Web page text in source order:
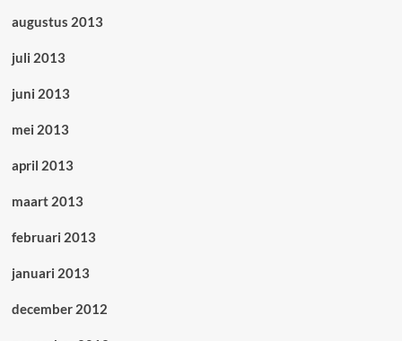
augustus 2013
juli 2013
juni 2013
mei 2013
april 2013
maart 2013
februari 2013
januari 2013
december 2012